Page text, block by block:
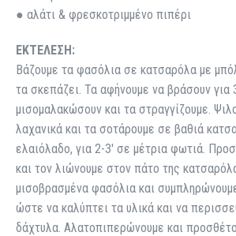
● αλάτι & φρεσκοτριμμένο πιπέρι
ΕΚΤΕΛΕΣΗ:
Βάζουμε τα φασόλια σε κατσαρόλα με
τα σκεπάζει. Τα αφήνουμε να βράσουν για
μισομαλακώσουν και τα στραγγίζουμε.
λαχανικά και τα σοτάρουμε σε βαθιά
ελαιόλαδο, για 2-3′ σε μέτρια φωτιά.
και τον λιώνουμε στον πάτο της
μισοβρασμένα φασόλια και
ώστε να καλύπτει τα υλικά και να
δάχτυλα. Αλατοπιπερώνουμε και